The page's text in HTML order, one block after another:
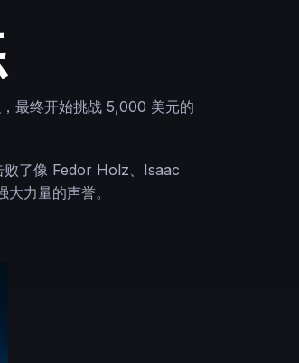
最终开始挑战 5,000 美元的
败了像 Fedor Holz、Isaac
力量的声誉。